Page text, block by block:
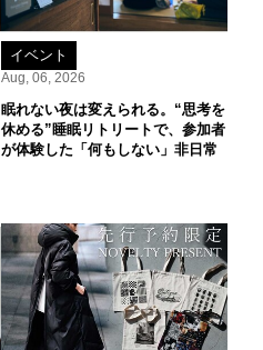
イベント
Aug, 06, 2026
眠れない夜は変えられる。“思考を
休める”睡眠リトリートで、参加者
が体験した「何もしない」非日常